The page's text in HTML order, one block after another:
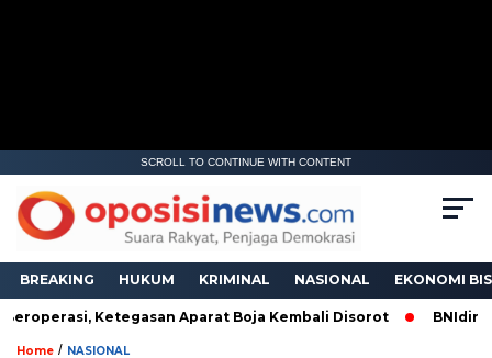
SCROLL TO CONTINUE WITH CONTENT
BREAKING HUKUM KRIMINAL NASIONAL EKONOMI
Ketegasan Aparat Boja Kembali Disorot BNIdirect
Home / NASIONAL